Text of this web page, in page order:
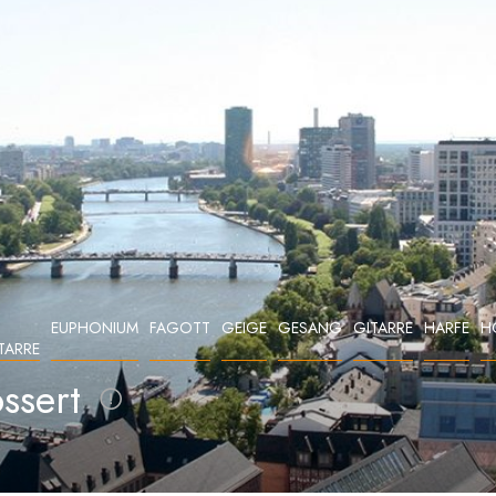
EUPHONIUM FAGOTT GEIGE GESANG GITARRE HARFE